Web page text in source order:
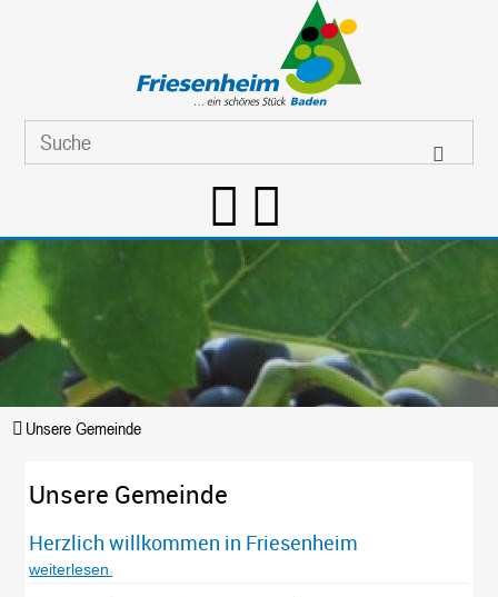
Unsere Gemeinde
Unsere Gemeinde
Herzlich willkommen in Friesenheim
weiterlesen